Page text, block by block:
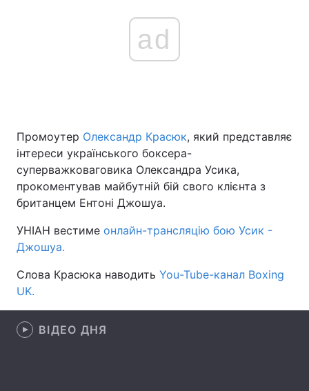
Україна Політика
Економіка Світ
Техно і зв'язок
Зброя Інциденти
Здоров'я Туризм
ad
Промоутер Олександр Красюк, який представляє
інтереси українського боксера-
суперважковаговика Олександра Усика,
прокоментував майбутній бій свого клієнта з
британцем Ентоні Джошуа.
УНІАН вестиме онлайн-трансляцію бою Усик -
Джошуа.
Слова Красюка наводить You-Tube-канал Boxing
UK.
ВІДЕО ДНЯ